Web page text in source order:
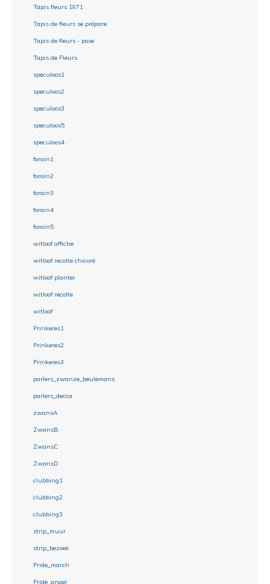
Tapis fleurs 1971
Tapis de fleurs se prépare
Tapis de fleurs - pose
Tapis de Fleurs
speculoos1
speculoos2
speculoos3
speculoos5
speculoos4
forain1
forain2
forain3
forain4
forain5
witloof affiche
witloof recolte chicoré
witloof planter
witloof recolte
witloof
Prinkeres1
Prinkeres2
Prinkeres3
parlers_zwanze_beulemans
parlers_decca
zwansA
ZwansB
ZwansC
ZwansD
clubbing1
clubbing2
clubbing3
strip_muur
strip_bezoek
Pride_march
Pride_angel